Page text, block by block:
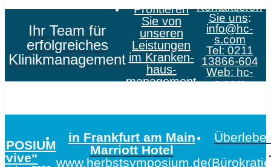
Ihr Team für
erfolgreiches
Klinikmanagement
Profitieren
Sie von
unseren
Leistungen
im Kranken­
haus­
management
Kontaktieren
Sie uns:
info@hc-
s.com
Tel: 0211
13866-604
Web: hc-
s.com
in Frankfurt am Main
Marriott Hotel
www.herbstsymposium.de